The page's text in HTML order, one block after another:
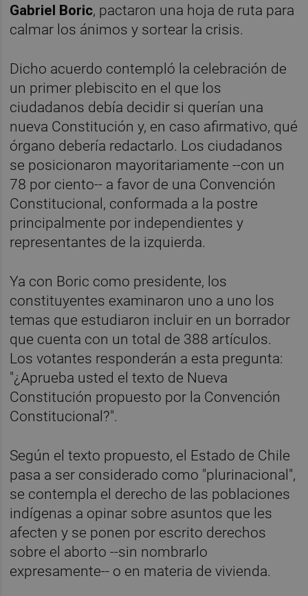
Gabriel Boric, pactaron una hoja de ruta para
calmar los ánimos y sortear la crisis.
Dicho acuerdo contempló la celebración de
un primer plebiscito en el que los
ciudadanos debía decidir si querían una
nueva Constitución y, en caso afirmativo, qué
órgano debería redactarlo. Los ciudadanos
se posicionaron mayoritariamente --con un
78 por ciento-- a favor de una Convención
Constitucional, conformada a la postre
principalmente por independientes y
representantes de la izquierda.
Ya con Boric como presidente, los
constituyentes examinaron uno a uno los
temas que estudiaron incluir en un borrador
que cuenta con un total de 388 artículos.
Los votantes responderán a esta pregunta:
"¿Aprueba usted el texto de Nueva
Constitución propuesto por la Convención
Constitucional?".
Según el texto propuesto, el Estado de Chile
pasa a ser considerado como "plurinacional",
se contempla el derecho de las poblaciones
indígenas a opinar sobre asuntos que les
afecten y se ponen por escrito derechos
sobre el aborto --sin nombrarlo
expresamente-- o en materia de vivienda.